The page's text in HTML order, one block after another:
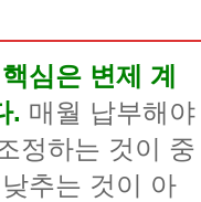
심은 변제 계
. 매월 납부해야
정하는 것이 중
추는 것이 아